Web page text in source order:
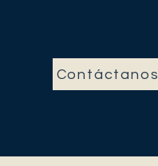
Contáctanos